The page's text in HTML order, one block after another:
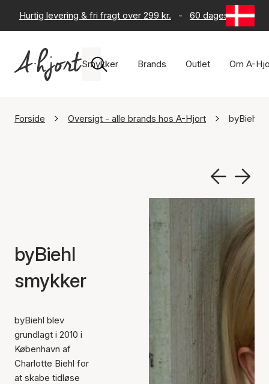
Hurtig levering & fri fragt over 299 kr. - 60 dages returret
Smykker Brands Outlet Om A-
Forside Oversigt - alle brands hos A-Hjort byBiehl
byBiehl
smykker
byBiehl blev
grundlagt i 2010 i
København af
Charlotte Biehl for
at skabe tidløse